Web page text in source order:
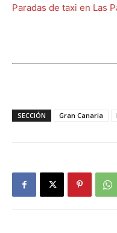
Paradas de taxi en Las
SECCIÓN Gran Canaria